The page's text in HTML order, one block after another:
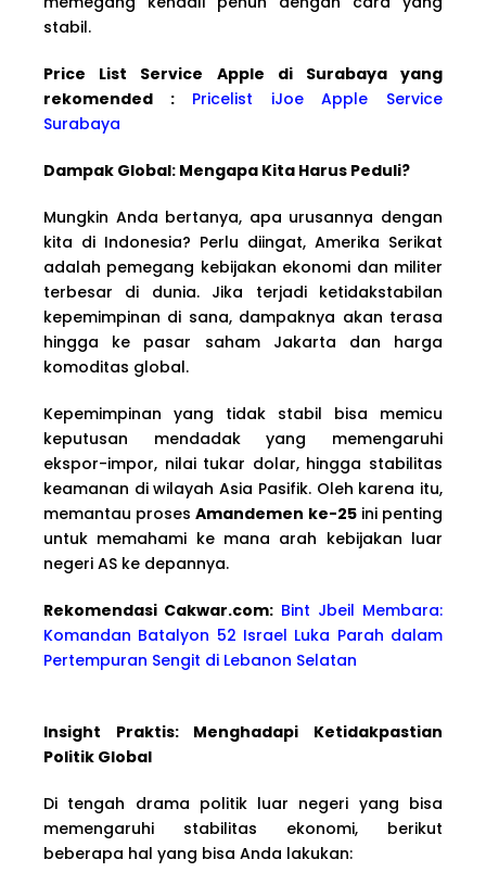
stabil.
Price List Service Apple di Surabaya yang
rekomended :
Pricelist iJoe Apple Service
Surabaya
Dampak Global: Mengapa Kita Harus Peduli?
Mungkin Anda bertanya, apa urusannya dengan
kita di Indonesia? Perlu diingat, Amerika Serikat
adalah pemegang kebijakan ekonomi dan militer
terbesar di dunia. Jika terjadi ketidakstabilan
kepemimpinan di sana, dampaknya akan terasa
hingga ke pasar saham Jakarta dan harga
komoditas global.
Kepemimpinan yang tidak stabil bisa memicu
keputusan mendadak yang memengaruhi
ekspor-impor, nilai tukar dolar, hingga stabilitas
keamanan di wilayah Asia Pasifik. Oleh karena itu,
memantau prosesAmandemen ke-25ini penting
untuk memahami ke mana arah kebijakan luar
negeri AS ke depannya.
Rekomendasi Cakwar.com: Bint Jbeil Membara:
Komandan Batalyon 52 Israel Luka Parah dalam
Pertempuran Sengit di Lebanon Selatan
Insight Praktis: Menghadapi Ketidakpastian
Politik Global
Di tengah drama politik luar negeri yang bisa
memengaruhi stabilitas ekonomi, berikut
beberapa hal yang bisa Anda lakukan: